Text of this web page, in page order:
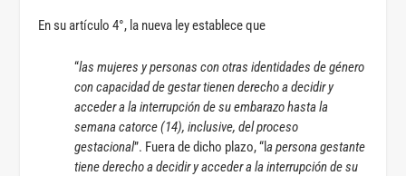
En su artículo 4°, la nueva ley establece que
“las mujeres y personas con otras identidades de género
con capacidad de gestar tienen derecho a decidir y
acceder a la interrupción de su embarazo hasta la
semana catorce (14), inclusive, del proceso
gestacional”. Fuera de dicho plazo, “la persona gestante
tiene derecho a decidir y acceder a la interrupción de su